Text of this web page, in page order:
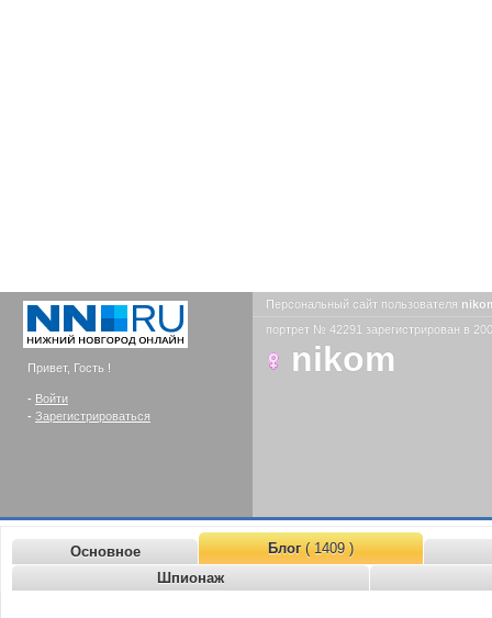
Привет, Гость !
- Войти
- Зарегистрироваться
Персональный сайт пользователя
портрет № 42291 зарегистрирован в
nikom
Основное Блог( 1409 )
Шпионаж